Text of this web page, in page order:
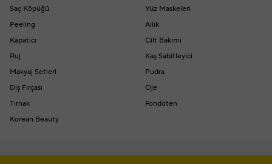
Saç Köpüğü
Yüz Maskeleri
Peeling
Allık
Kapatıcı
Cilt Bakımı
Ruj
Kaş Sabitleyici
Makyaj Setleri
Pudra
Diş Fırçası
Oje
Tırnak
Fondöten
Korean Beauty